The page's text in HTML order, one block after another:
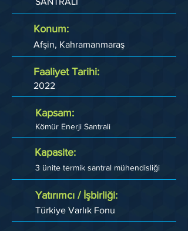
Konum:
Afşin, Kahramanmaraş
Faaliyet Tarihi:
2022
Kapsam:
Kömür Enerji Santrali
Kapasite:
3 ünite termik santral mühendisliği
Yatırımcı / İşbirliği:
Türkiye Varlık Fonu